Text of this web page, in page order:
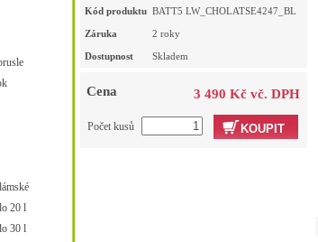
20 l
30 l
Kód produktu BATT5 LW_CHOLATSE4247_BL
Záruka 2 roky
Dostupnost Skladem
Cena 3 490 Kč vč. DPH
KOUPIT
Počet kusů